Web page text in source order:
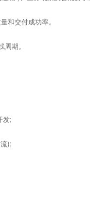
和交付成功率。
期。
发;
);